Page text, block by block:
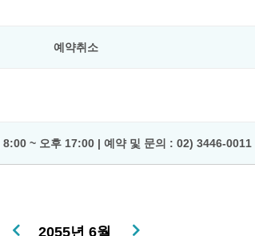
예약취소
8:00 ~ 오후 17:00 | 예약 및 문의 : 02) 3446-0011
2055년 6월